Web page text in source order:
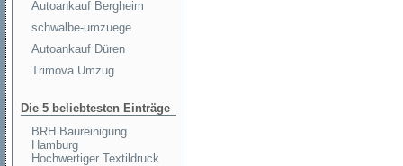
Autoankauf Bergheim
schwalbe-umzuege
Autoankauf Düren
Trimova Umzug
Die 5 beliebtesten Einträge
BRH Baureinigung
Hamburg
Hochwertiger Textildruck